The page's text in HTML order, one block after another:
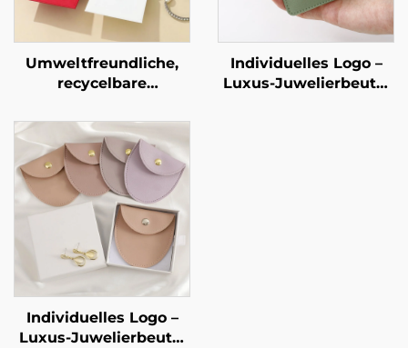
Umweltfreundliche,
recycelbare
Ohrring-Verpackung
mit kleiner
Mindestbestellmenge
(MOQ);
minimalistischer
Karton-
Schmuckkasten für
Geschenke,
Einzelhandelsfertig,
sofort versandbereit
Individuelles Logo –
Luxus-Juwelierbeutel
Individuelles Logo –
Luxus-Juwelierbeutel